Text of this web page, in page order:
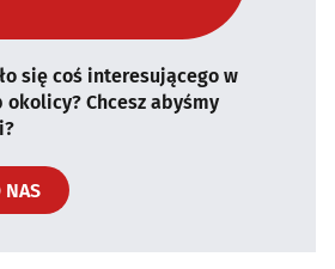
się coś interesującego w
okolicy? Chcesz abyśmy
NAS